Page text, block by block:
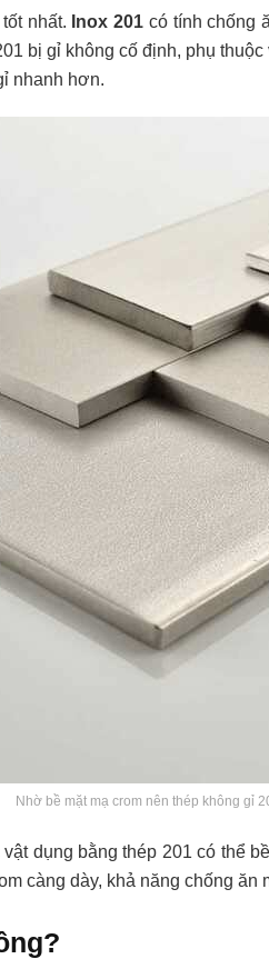
nhất. Inox 201 có tính chống
bị gỉ không cố định, phụ
nhanh hơn.
Nhờ bề mặt mạ crom nên thép không gỉ
dụng bằng thép 201 có thể
càng dày, khả năng chống ăn